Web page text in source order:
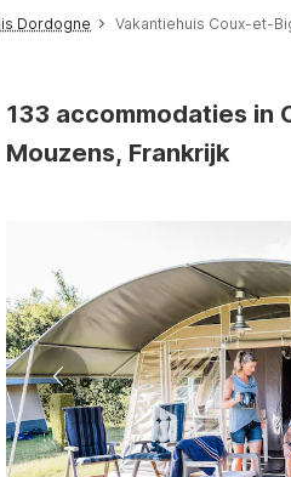
Dordogne Vakantiehuis Coux-et-
133 accommodaties in
Mouzens, Frankrijk